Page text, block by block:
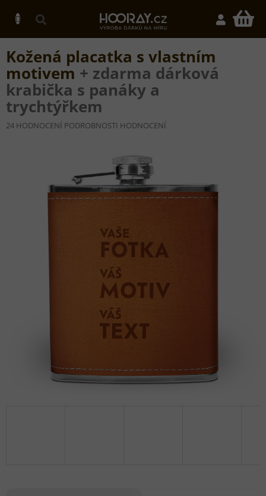
obsah
Kožená placatka s vlastním
motivem + zdarma dárková
krabička s panáky a
trychtýřkem
PRŮMĚRNÉ
24 HODNOCENÍ PODROBNOSTI HODNOCENÍ